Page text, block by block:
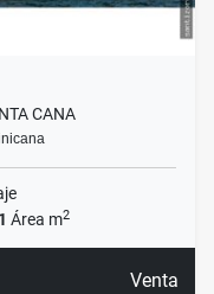
CANA
Área m2
Venta